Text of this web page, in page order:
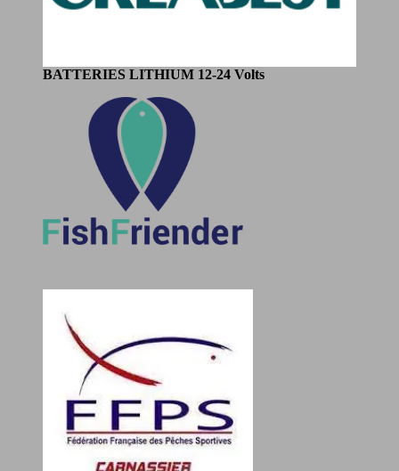
BATTERIES LITHIUM 12-24 Volts